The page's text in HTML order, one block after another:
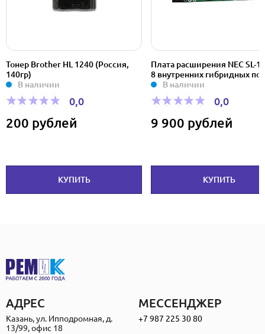
Плата расширения NEC SL-1000 на
8 внутренних гибридных портов
В наличии
0,0
9 900 рублей
КУПИТЬ
Корпус Inwin EAR013 ATX
Tower 500W
В наличии
0,0
5 500 рублей
КУПИТЬ
АДРЕС
Казань, ул. Ипподромная, д.
13/99, офис 18
МЕССЕНДЖЕР
+7 987 225 30 80